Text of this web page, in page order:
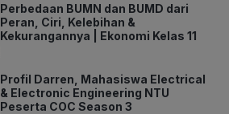
Perbedaan BUMN dan BUMD dari
Peran, Ciri, Kelebihan &
Kekurangannya | Ekonomi Kelas 11
Profil Darren, Mahasiswa Electrical
& Electronic Engineering NTU
Peserta COC Season 3